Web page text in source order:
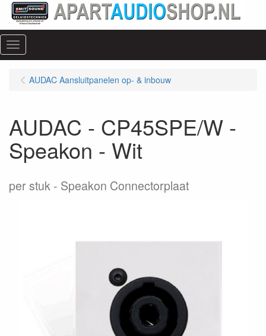
Menu
AUDAC Aansluitpanelen op- & inbouw
AUDAC - CP45SPE/W -
Speakon - Wit
per stuk Speakon Connectorplaat